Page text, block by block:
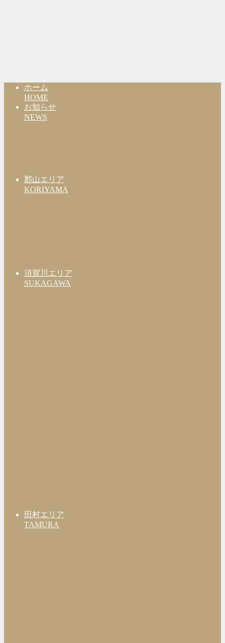
ホーム
HOME
お知らせ
NEWS
郡山エリア
KORIYAMA
須賀川エリア
SUKAGAWA
田村エリア
TAMURA